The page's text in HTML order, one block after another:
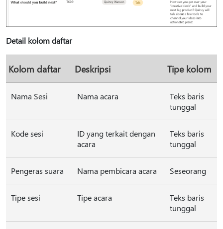
Detail kolom daftar
Kolom daftar Deskripsi Tipe kolom
Nama Sesi Nama acara
Teks baris
tunggal
Kode sesi
ID yang terkait dengan
acara
Teks baris
tunggal
Pengeras suara Nama pembicara acara Seseorang
Tipe sesi Tipe acara
Teks baris
tunggal